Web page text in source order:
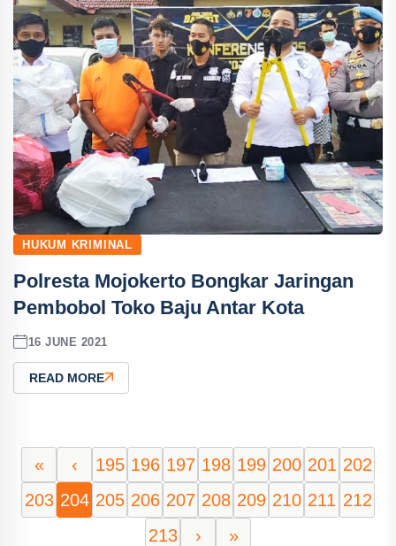
HUKUM KRIMINAL
Polresta Mojokerto Bongkar Jaringan
Pembobol Toko Baju Antar Kota
16 JUNE 2021
READ MORE
« ‹ 195 196 197 198 199 200 201 202
203 204 205 206 207 208 209 210 211 212
213
› »